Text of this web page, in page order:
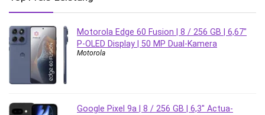
Motorola Edge 60 Fusion | 8 / 256 GB | 6,67″
P-OLED Display | 50 MP Dual-Kamera
Motorola
Google Pixel 9a | 8 / 256 GB | 6,3″ Actua-